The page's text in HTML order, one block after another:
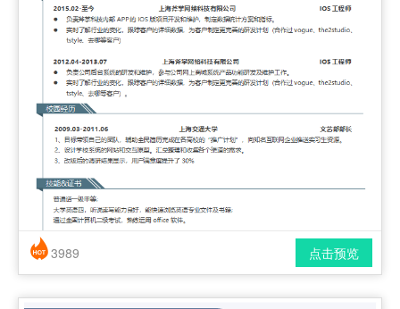
简历风格： 时尚 / 简洁 / 应届生
点击预览
3989